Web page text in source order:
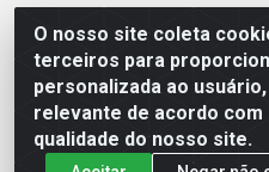
O nosso site coleta
terceiros para
personalizada ao
relevante de acordo
qualidade do nosso site.
Esperança Nordeste - Rua
Estância - Recife / PE